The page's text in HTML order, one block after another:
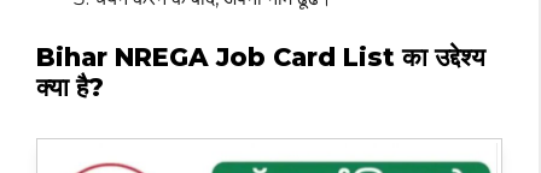
Bihar NREGA Job Card List का उद्देश्य
क्या है?